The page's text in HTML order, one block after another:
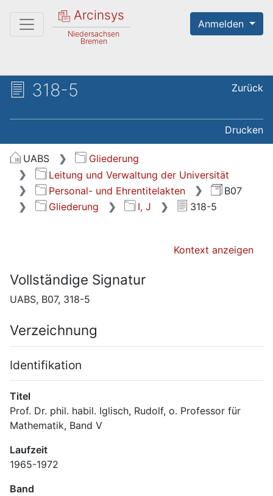
Arcinsys
Niedersachsen
Bremen
Anmelden
318-5 Zurück
Drucken
UABS
Gliederung
Leitung und Verwaltung der Universität
Personal- und Ehrentitelakten
B07
Gliederung
I, J 318-5
Kontext anzeigen
Vollständige Signatur
UABS, B07, 318-5
Verzeichnung
Identifikation
Titel
Prof. Dr. phil. habil. Iglisch, Rudolf, o. Professor für
Mathematik, Band V
Laufzeit
1965-1972
Band